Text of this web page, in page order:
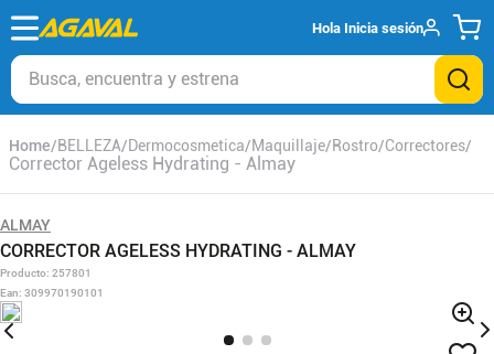
Hola Inicia sesión
Busca, encuentra y estrena
BELLEZA Dermocosmetica Maquillaje Rostro Correctores
Corrector Ageless Hydrating - Almay
ALMAY
CORRECTOR AGELESS HYDRATING - ALMAY
Producto: 257801
Ean: 309970190101